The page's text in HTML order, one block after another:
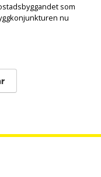
som
nu